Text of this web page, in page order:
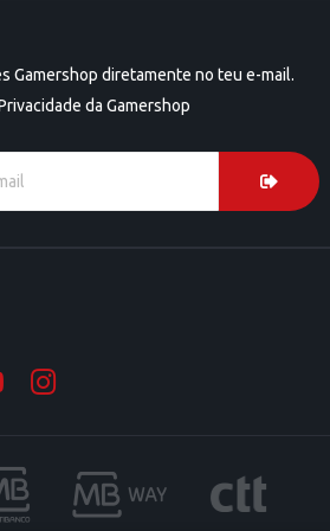
Gamershop diretamente no teu e-mail.
da Gamershop